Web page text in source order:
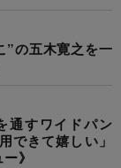
”の五木寛之を一
通すワイドパン
できて嬉しい」
》